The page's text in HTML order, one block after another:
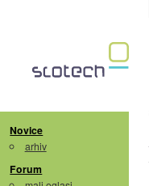
Novice
arhiv
Forum